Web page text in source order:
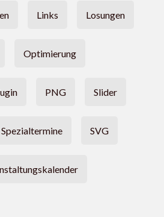
Links Losungen
Optimierung
PNG Slider
Spezialtermine SVG